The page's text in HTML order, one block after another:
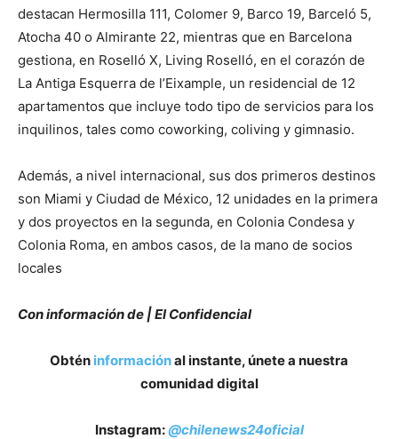
destacan Hermosilla 111, Colomer 9, Barco 19, Barceló 5,
Atocha 40 o Almirante 22, mientras que en Barcelona
gestiona, en Roselló X, Living Roselló, en el corazón de
La Antiga Esquerra de l’Eixample, un residencial de 12
apartamentos que incluye todo tipo de servicios para los
inquilinos, tales como coworking, coliving y gimnasio.
Además, a nivel internacional, sus dos primeros destinos
son Miami y Ciudad de México, 12 unidades en la primera
y dos proyectos en la segunda, en Colonia Condesa y
Colonia Roma, en ambos casos, de la mano de socios
locales
Con información de | El Confidencial
Obtén informaciónal instante, únete a nuestra
comunidad digital
Instagram:@chilenews24oficial